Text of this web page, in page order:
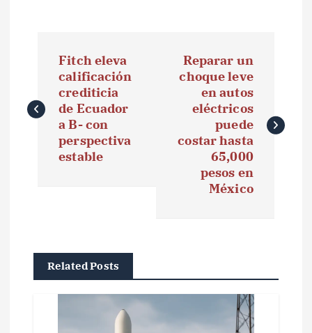
v
Fitch eleva
calificación
crediticia
de Ecuador
a B- con
perspectiva
estable
Reparar un
choque leve
en autos
eléctricos
puede
costar hasta
65,000
pesos en
México
Related Posts